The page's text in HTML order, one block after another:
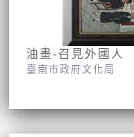
油畫-召見外國人
臺南市政府文化局